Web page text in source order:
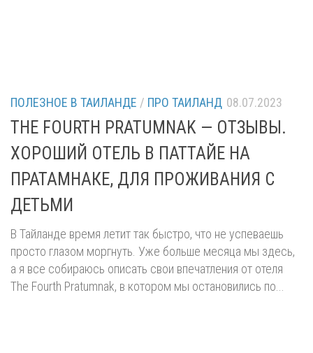
ПОЛЕЗНОЕ В ТАИЛАНДЕ / ПРО ТАИЛАНД 08.07.2023
THE FOURTH PRATUMNAK — ОТЗЫВЫ.
ХОРОШИЙ ОТЕЛЬ В ПАТТАЙЕ НА
ПРАТАМНАКЕ, ДЛЯ ПРОЖИВАНИЯ С
ДЕТЬМИ
В Тайланде время летит так быстро, что не успеваешь
просто глазом моргнуть. Уже больше месяца мы здесь,
а я все собираюсь описать свои впечатления от отеля
The Fourth Pratumnak, в котором мы остановились по...